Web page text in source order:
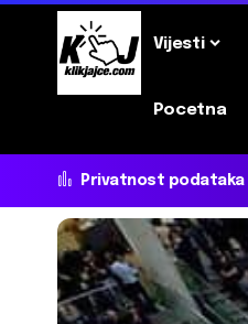
Vijesti
Pocetna
Privatnost podataka